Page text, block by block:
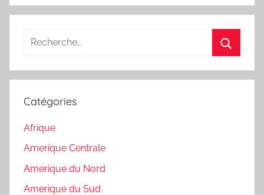
Recherche
:
Catégories
Afrique
Amerique Centrale
Amerique du Nord
Amerique du Sud